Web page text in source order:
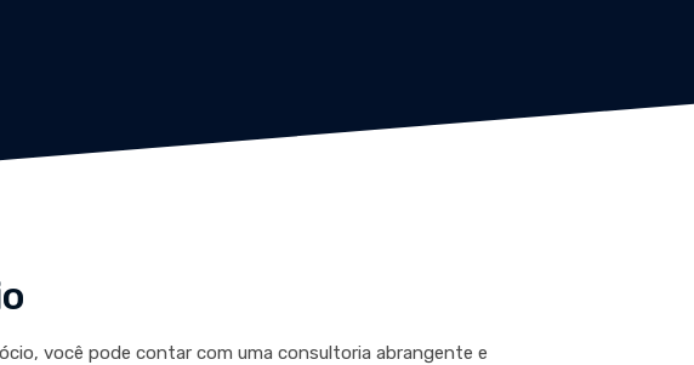
você pode contar com uma consultoria abrangente e